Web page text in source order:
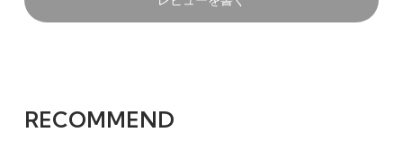
RECOMMEND